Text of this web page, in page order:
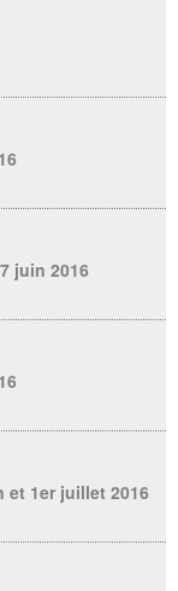
juin 2016
et 1er juillet 2016